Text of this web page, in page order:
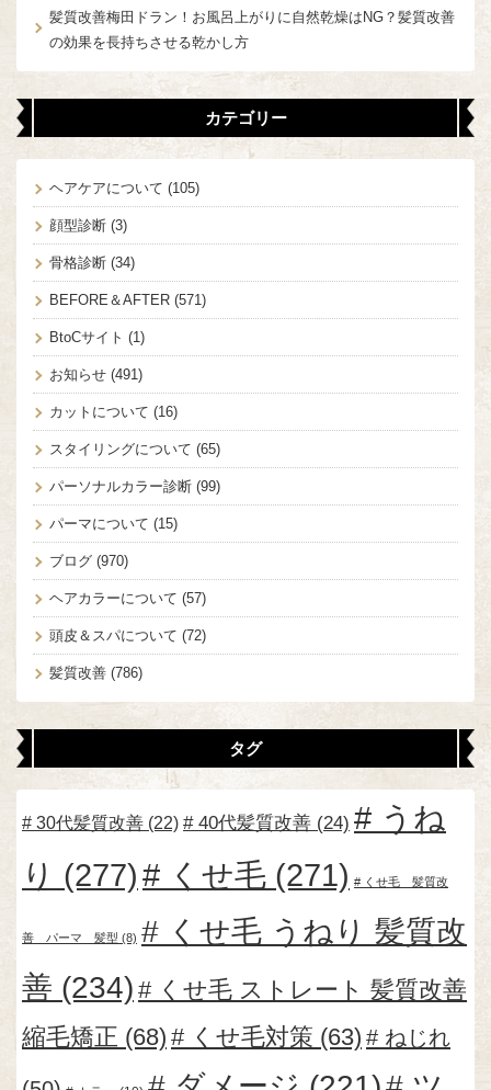
髪質改善梅田ドラン！お風呂上がりに自然乾燥はNG？髪質改善
の効果を長持ちさせる乾かし方
カテゴリー
ヘアケアについて (105)
顔型診断 (3)
骨格診断 (34)
BEFORE＆AFTER (571)
BtoCサイト (1)
お知らせ (491)
カットについて (16)
スタイリングについて (65)
パーソナルカラー診断 (99)
パーマについて (15)
ブログ (970)
ヘアカラーについて (57)
頭皮＆スパについて (72)
髪質改善 (786)
タグ
30代髪質改善 (22) 40代髪質改善 (24)
うね
り (277) くせ毛 (271) くせ毛 髪質改
善 パーマ 髪型 (8)
くせ毛 うねり 髪質改
善 (234)
くせ毛 ストレート 髪質改善
縮毛矯正 (68) くせ毛対策 (63) ねじれ